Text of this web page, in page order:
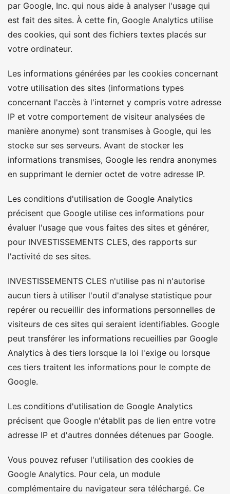
par Google, Inc. qui nous aide à analyser l'usage qui
est fait des sites. À cette fin, Google Analytics utilise
des cookies, qui sont des fichiers textes placés sur
votre ordinateur.
Les informations générées par les cookies concernant
votre utilisation des sites (informations types
concernant l'accès à l'internet y compris votre adresse
IP et votre comportement de visiteur analysées de
manière anonyme) sont transmises à Google, qui les
stocke sur ses serveurs. Avant de stocker les
informations transmises, Google les rendra anonymes
en supprimant le dernier octet de votre adresse IP.
Les conditions d'utilisation de Google Analytics
précisent que Google utilise ces informations pour
évaluer l'usage que vous faites des sites et générer,
pour INVESTISSEMENTS CLES, des rapports sur
l'activité de ses sites.
INVESTISSEMENTS CLES n'utilise pas ni n'autorise
aucun tiers à utiliser l'outil d'analyse statistique pour
repérer ou recueillir des informations personnelles de
visiteurs de ces sites qui seraient identifiables. Google
peut transférer les informations recueillies par Google
Analytics à des tiers lorsque la loi l'exige ou lorsque
ces tiers traitent les informations pour le compte de
Google.
Les conditions d'utilisation de Google Analytics
précisent que Google n'établit pas de lien entre votre
adresse IP et d'autres données détenues par Google.
Vous pouvez refuser l'utilisation des cookies de
Google Analytics. Pour cela, un module
complémentaire du navigateur sera téléchargé. Ce